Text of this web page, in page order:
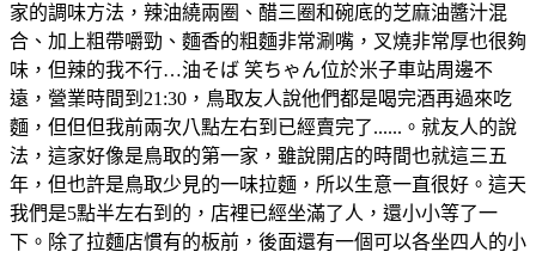
家的調味方法，辣油繞兩圈、醋三圈和碗底的芝麻油醬汁混
合、加上粗帶嚼勁、麵香的粗麵非常涮嘴，叉燒非常厚也很夠
味，但辣的我不行…油そば 笑ちゃん位於米子車站周邊不
遠，營業時間到21:30，鳥取友人說他們都是喝完酒再過來吃
麵，但但但我前兩次八點左右到已經賣完了......。就友人的說
法，這家好像是鳥取的第一家，雖說開店的時間也就這三五
年，但也許是鳥取少見的一味拉麵，所以生意一直很好。這天
我們是5點半左右到的，店裡已經坐滿了人，還小小等了一
下。除了拉麵店慣有的板前，後面還有一個可以各坐四人的小